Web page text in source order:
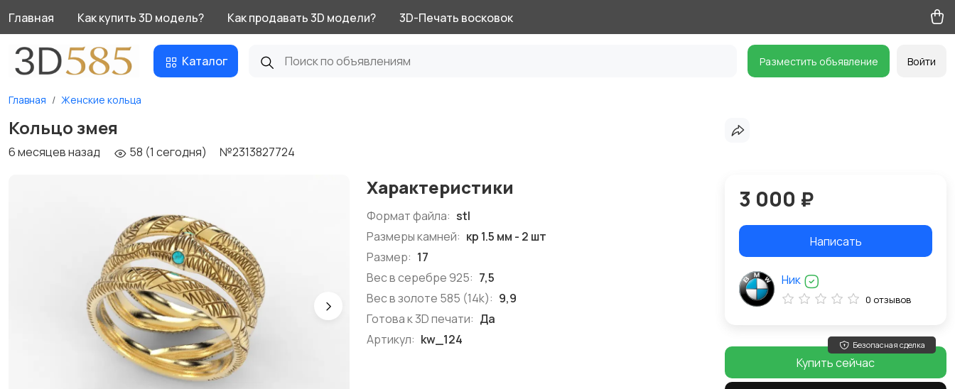
Главная Как купить 3D модель? Как продавать 3D модели? 3D-Печать восковок
Каталог Разместить объявление Войти
Главная Женские кольца
Кольцо змея
6 месяцев назад 58 (1 сегодня) №2313827724
Характеристики
Формат файла: stl
Размеры камней: кр 1.5 мм - 2 шт
Размер: 17
Вес в серебре 925: 7,5
Вес в золоте 585 (14k): 9,9
Готова к 3D печати: Да
Артикул: kw_124
3 000 ₽
Написать
Ник
0 отзывов
Безопасная сделка
Купить сейчас